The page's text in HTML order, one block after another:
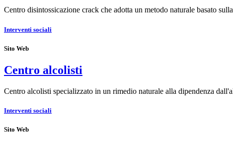
Centro disintossicazione crack che adotta un metodo naturale basato
Interventi sociali
Sito Web
Centro alcolisti
Centro alcolisti specializzato in un rimedio naturale alla dipendenza
Interventi sociali
Sito Web